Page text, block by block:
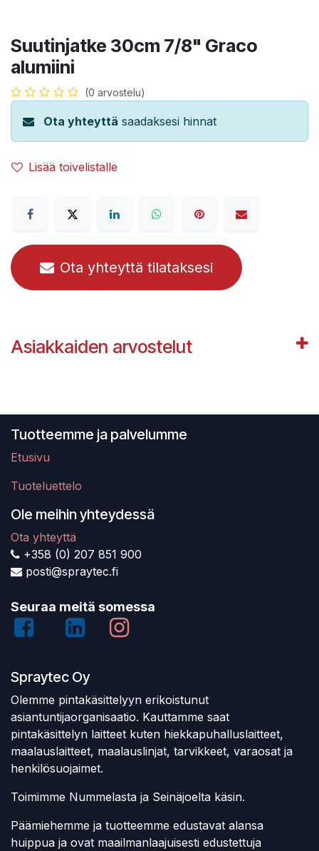
Suutinjatke 30cm 7/8" Graco
alumiini
(0 arvostelu)
Ota yhteyttä saadaksesi hinnat
Lisää toivelistalle
Ota yhteyttä tilataksesi
Asiakkaiden arvostelut
Tuotteemme ja palvelumme
Etusivu
Tuoteluettelo
Ole meihin yhteydessä
Ota yhteyttä
+358 (0) 207 851 900
posti@spraytec.fi
Seuraa meitä somessa
Spraytec Oy
Olemme pintakäsittelyyn erikoistunut
asiantuntijaorganisaatio. Kauttamme saat
pintakäsittelyn laitteet kuten hiekkapuhalluslaitteet,
maalauslaitteet, maalauslinjat, tarvikkeet, varaosat ja
henkilösuojaimet.
Toimimme Nummelasta ja Seinäjoelta käsin.
Päämiehemme ja tuotteemme edustavat alansa
huippua ja ovat maailmanlaajuisesti edustettuja